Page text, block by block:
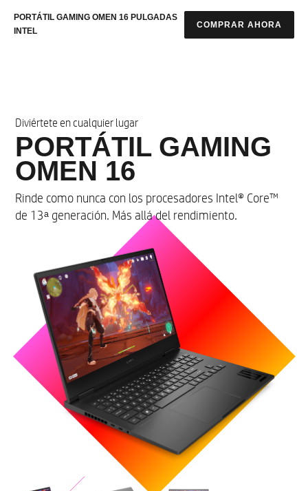
PORTÁTIL GAMING OMEN 16 PULGADAS
INTEL
COMPRAR AHORA
Diviértete en cualquier lugar
PORTÁTIL GAMING
OMEN 16
Rinde como nunca con los procesadores Intel® Core™
de 13ᵃ generación. Más allá del rendimiento.